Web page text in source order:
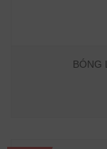
BÓNG